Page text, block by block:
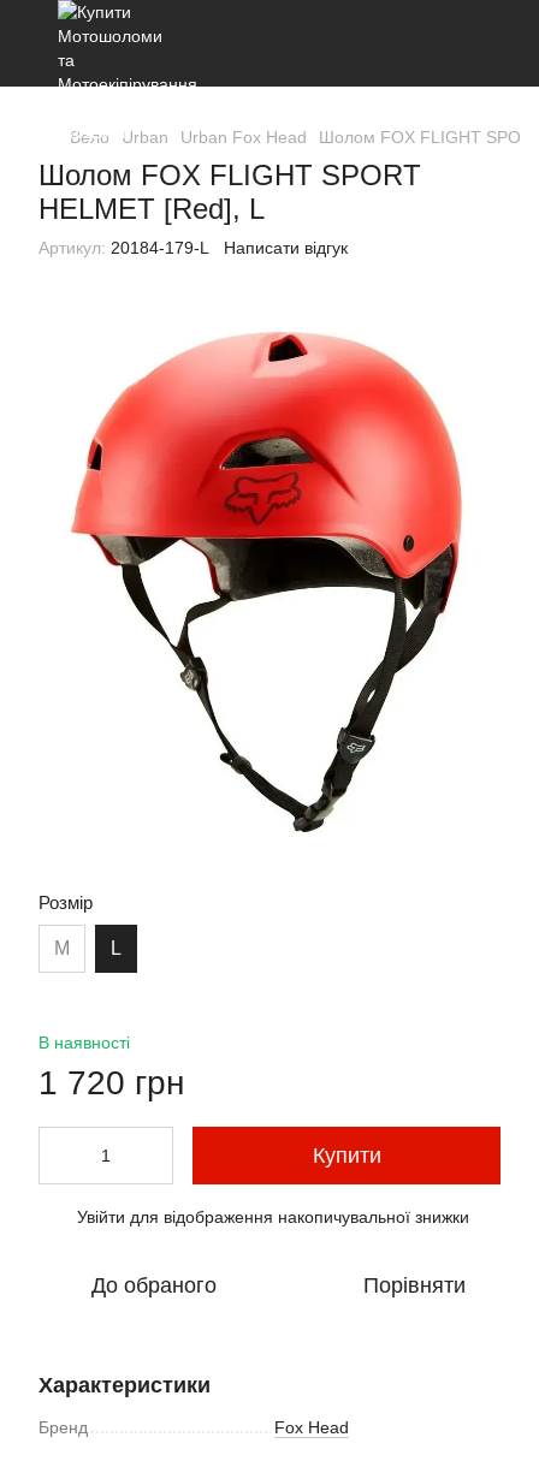
Вело Urban Urban Fox Head Шолом FOX FLIGHT
Шолом FOX FLIGHT SPORT
HELMET [Red], L
Артикул: 20184-179-L Написати відгук
Розмір
M L
В наявності
1 720 грн
Купити
Увійти для відображення накопичувальної знижки
До обраного Порівняти
Характеристики
Бренд Fox Head